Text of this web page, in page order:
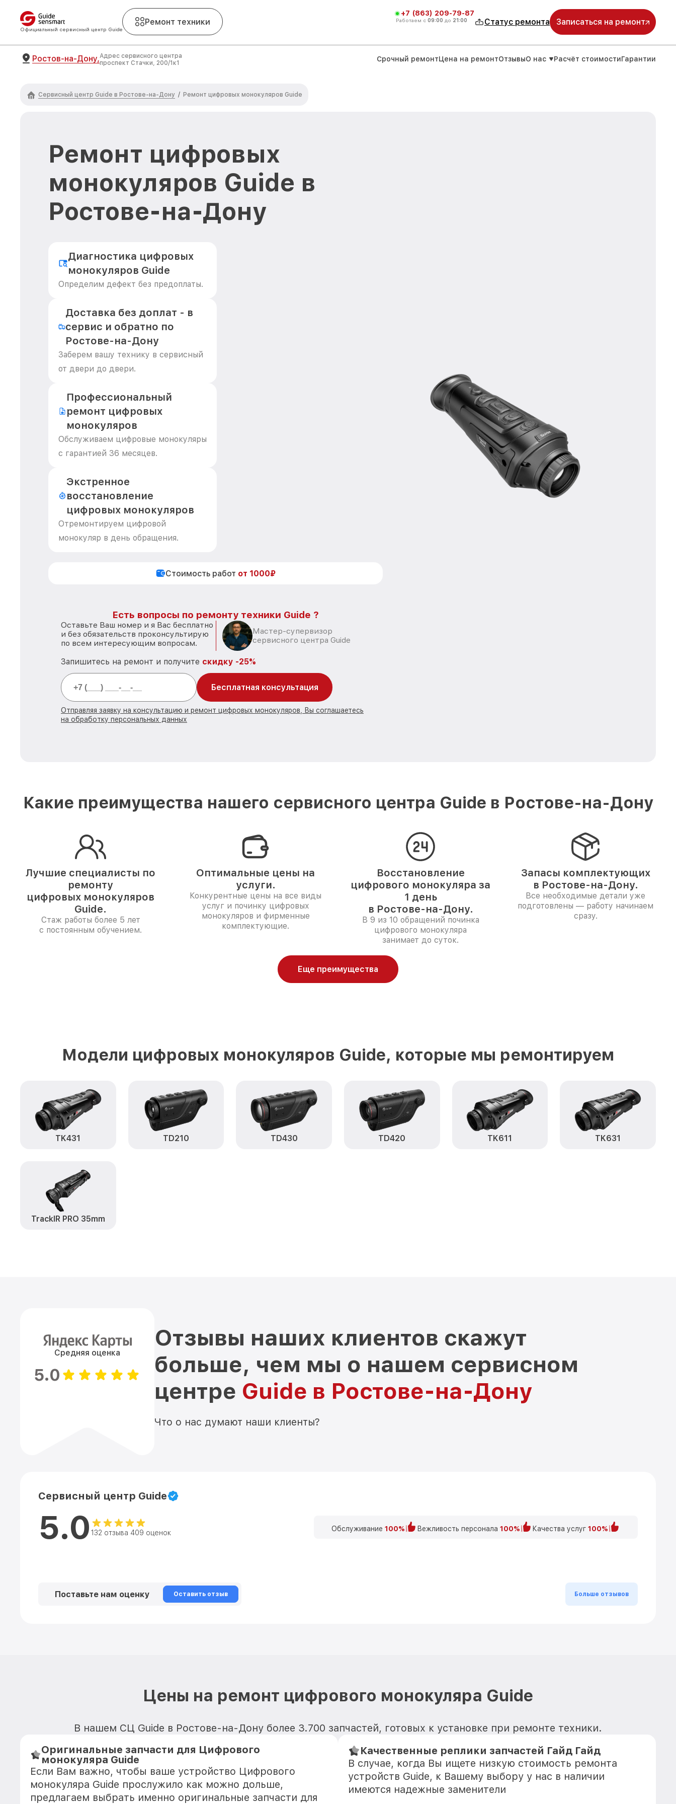
Официальный сервисный центр Guide
Ремонт техники
+7 (863) 209-79-87
Работаем с 09:00 до 21:00 Статус ремонта Записаться на ремонт
Ростов-на-Дону,Адрес сервисного центра
проспект Стачки, 200/1к1
Срочный ремонтЦена на ремонтОтзывыО нас Расчёт стоимостиГарантии
Сервисный центр Guide в Ростове-на-Дону / Ремонт цифровых монокуляров Guide
Ремонт цифровых
монокуляров Guide в
Ростове-на-Дону
Диагностика цифровых
монокуляров Guide
Определим дефект без предоплаты.
Доставка без доплат - в
сервис и обратно по
Ростове-на-Дону
Заберем вашу технику в сервисный
от двери до двери.
Профессиональный
ремонт цифровых
монокуляров
Обслуживаем цифровые монокуляры
с гарантией 36 месяцев.
Экстренное
восстановление
цифровых монокуляров
Отремонтируем цифровой
монокуляр в день обращения.
Стоимость работ от 1000₽
Есть вопросы по ремонту техники Guide ?
Оставьте Ваш номер и я Вас бесплатно
и без обязательств проконсультирую
по всем интересующим вопросам.
Мастер-супервизор
сервисного центра Guide
Запишитесь на ремонт и получите скидку -25%
Бесплатная консультация
Отправляя заявку на консультацию и ремонт цифровых монокуляров, Вы соглашаетесь
на обработку персональных данных
Какие преимущества нашего сервисного центра Guide в Ростове-на-Дону
Лучшие специалисты по
ремонту
цифровых монокуляров
Guide.
Стаж работы более 5 лет
с постоянным обучением.
Оптимальные цены на
услуги.
Конкурентные цены на все виды
услуг и починку цифровых
монокуляров и фирменные
комплектующие.
Восстановление
цифрового монокуляра за
1 день
в Ростове-на-Дону.
В 9 из 10 обращений починка
цифрового монокуляра
занимает до суток.
Запасы комплектующих
в Ростове-на-Дону.
Все необходимые детали уже
подготовлены — работу начинаем
сразу.
Еще преимущества
Модели цифровых монокуляров Guide, которые мы ремонтируем
TK431 TD210 TD430 TD420 TK611 TK631
TrackIR PRO 35mm
Средняя оценка
5.0
Отзывы наших клиентов скажут
больше, чем мы о нашем сервисном
центре Guide в Ростове-на-Дону
Что о нас думают наши клиенты?
Сервисный центр Guide
5.0 132 отзыва 409 оценок Обслуживание 100% Вежливость персонала 100% Качества услуг 100%
Поставьте нам оценку Оставить отзыв Больше отзывов
Цены на ремонт цифрового монокуляра Guide
В нашем СЦ Guide в Ростове-на-Дону более 3.700 запчастей, готовых к установке при ремонте техники.
Оригинальные запчасти для Цифрового
монокуляра Guide
Если Вам важно, чтобы ваше устройство Цифрового
монокуляра Guide прослужило как можно дольше,
предлагаем выбрать именно оригинальные запчасти для
Качественные реплики запчастей Гайд Гайд
В случае, когда Вы ищете низкую стоимость ремонта
устройств Guide, к Вашему выбору у нас в наличии
имеются надежные заменители